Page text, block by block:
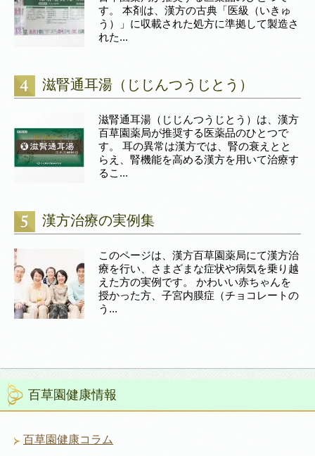
す。 本剤は、漢方の古典「医級（いきゅ
う）」に収載された処方に準拠して製造さ
れた...
滋腎通耳湯（じじんつうじとう）
滋腎通耳湯（じじんつうじとう）は、漢方
百草園薬局が推奨する医薬品のひとつで
す。 耳の異常は漢方では、腎の衰えとと
らえ、腎機能を高める漢方を用いて治療す
るこ...
漢方治療の実例集
このページは、漢方百草園薬局にて漢方治
療を行い、さまざまな症状や病気を乗り越
えた方の実例です。 かわいい赤ちゃんを
授かった方、子宮内膜症（チョコレートの
う...
百草園健康情報
百草園健康コラム